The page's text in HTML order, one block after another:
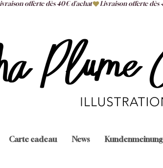
Carte cadeau News Kundenmeinung